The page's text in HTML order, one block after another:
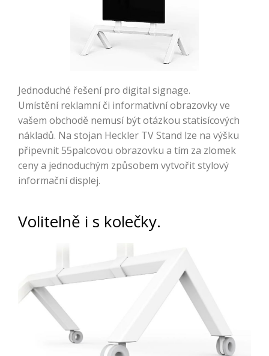
Jednoduché řešení pro digital signage.
Umístění reklamní či informativní obrazovky ve
vašem obchodě nemusí být otázkou statisícových
nákladů. Na stojan Heckler TV Stand lze na výšku
připevnit 55palcovou obrazovku a tím za zlomek
ceny a jednoduchým způsobem vytvořit stylový
informační displej.
Volitelně i s kolečky.